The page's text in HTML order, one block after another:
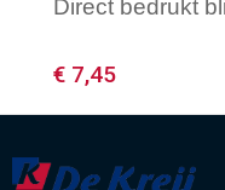
Direct bedrukt
€ 7,45